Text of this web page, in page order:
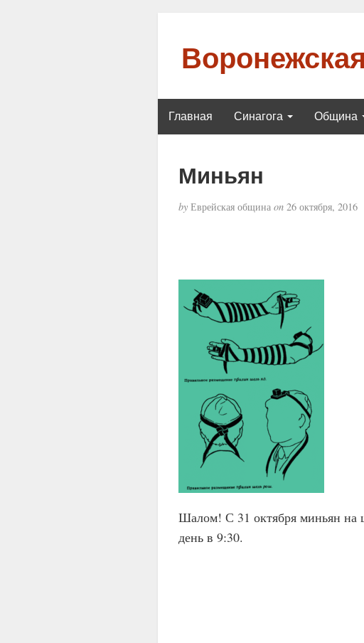
Главная Синагога Община
Миньян
byЕврейская община on26 октября, 2016
Шалом! С 31 октября миньян на
день в 9:30.